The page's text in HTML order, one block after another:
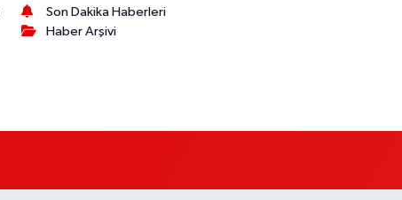
Son Dakika Haberleri
Haber Arşivi